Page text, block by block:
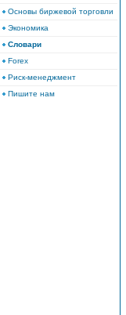
Основы биржевой торговли
Экономика
Словари
Forex
Риск-менеджмент
Пишите нам